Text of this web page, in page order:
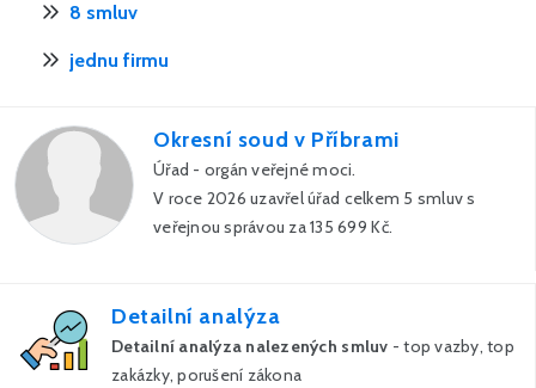
8 smluv
jednu firmu
Okresní soud v Příbrami
Úřad - orgán veřejné moci.
V roce 2026 uzavřel úřad celkem 5 smluv s
veřejnou správou za 135 699 Kč.
Detailní analýza
Detailní analýza nalezených smluv - top vazby, top
zakázky, porušení zákona